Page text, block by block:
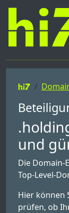
und
Die Domain-
Top-Level-
Hier können
prüfen, ob